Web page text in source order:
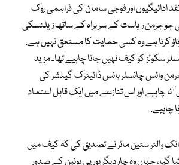
ادائیگیوں اور فوجی سامان کی فراہمی روک
جو جرمن ریاست کے سربراہ کے ساتھ زیلنسکی
کرتا ہے وہ کسی حمایت کا مستحق نہیں ہے.
سکولز کو کیف نہیں جانا چاہیے تھا۔ مزید
وائس چانسلر ہانس ڈائیٹرک گینشر کی
چاہیے اور اس تنازعے میں ایک قابل اعتماد
چاہیے.
والٹر سٹین مائر نے تصدیق کی کہ کیف میں
گیا، جہاں وہ چار دیگر یورپی یونین کے صدور